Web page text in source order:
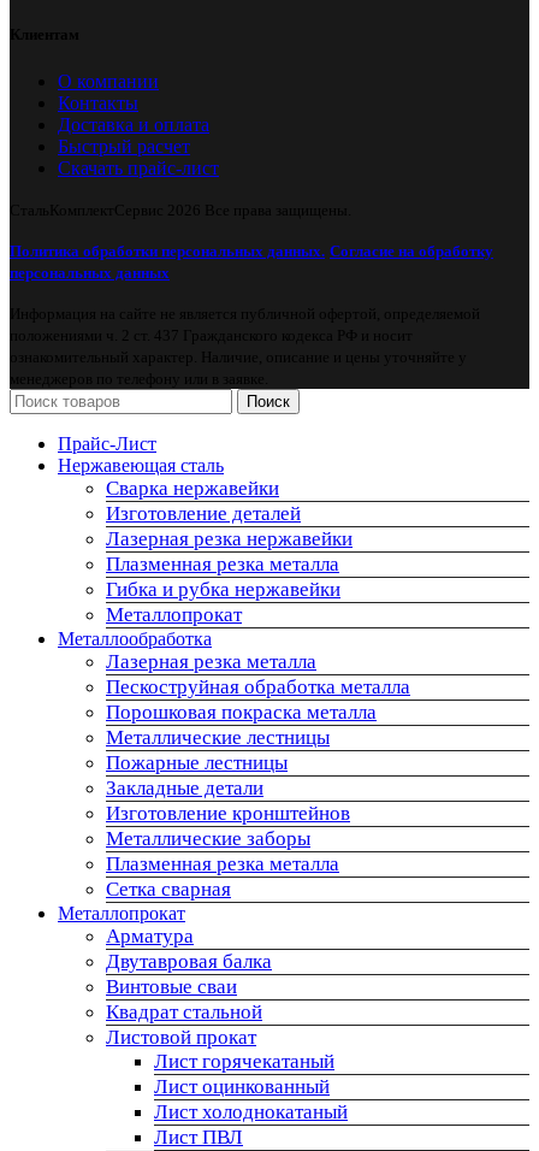
Клиентам
О компании
Контакты
Доставка и оплата
Быстрый расчет
Скачать прайс-лист
СтальКомплектСервис 2026 Все права защищены.
Политика обработки персональных данных. Согласие на обработку
персональных данных
Информация на сайте не является публичной офертой, определяемой
положениями ч. 2 ст. 437 Гражданского кодекса РФ и носит
ознакомительный характер. Наличие, описание и цены уточняйте у
менеджеров по телефону или в заявке.
Поиск
Прайс-Лист
Нержавеющая сталь
Сварка нержавейки
Изготовление деталей
Лазерная резка нержавейки
Плазменная резка металла
Гибка и рубка нержавейки
Металлопрокат
Металлообработка
Лазерная резка металла
Пескоструйная обработка металла
Порошковая покраска металла
Металлические лестницы
Пожарные лестницы
Закладные детали
Изготовление кронштейнов
Металлические заборы
Плазменная резка металла
Сетка сварная
Металлопрокат
Арматура
Двутавровая балка
Винтовые сваи
Квадрат стальной
Листовой прокат
Лист горячекатаный
Лист оцинкованный
Лист холоднокатаный
Лист ПВЛ